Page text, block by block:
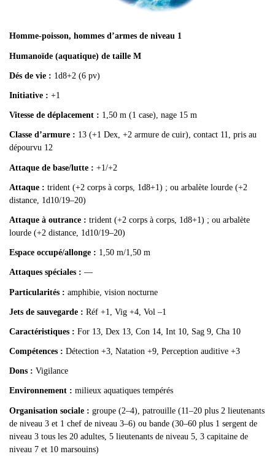
Homme-poisson, hommes d’armes de niveau 1
Humanoïde (aquatique) de taille M
Dés de vie : 1d8+2 (6 pv)
Initiative : +1
Vitesse de déplacement : 1,50 m (1 case), nage 15 m
Classe d’armure : 13 (+1 Dex, +2 armure de cuir), contact 11, pris au
dépourvu 12
Attaque de base/lutte : +1/+2
Attaque : trident (+2 corps à corps, 1d8+1) ; ou arbalète lourde (+2
distance, 1d10/19–20)
Attaque à outrance : trident (+2 corps à corps, 1d8+1) ; ou arbalète
lourde (+2 distance, 1d10/19–20)
Espace occupé/allonge : 1,50 m/1,50 m
Attaques spéciales : —
Particularités : amphibie, vision nocturne
Jets de sauvegarde : Réf +1, Vig +4, Vol –1
Caractéristiques : For 13, Dex 13, Con 14, Int 10, Sag 9, Cha 10
Compétences : Détection +3, Natation +9, Perception auditive +3
Dons : Vigilance
Environnement : milieux aquatiques tempérés
Organisation sociale : groupe (2–4), patrouille (11–20 plus 2 lieutenants
de niveau 3 et 1 chef de niveau 3–6) ou bande (30–60 plus 1 sergent de
niveau 3 tous les 20 adultes, 5 lieutenants de niveau 5, 3 capitaine de
niveau 7 et 10 marsouins)